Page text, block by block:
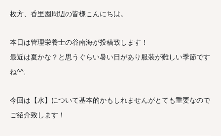
枚方、香里園周辺の皆様こんにちは。
本日は管理栄養士の谷南海が投稿致します！
最近は夏かな？と思うぐらい暑い日があり服装が難しい季節です
ね^^;
今回は【水】について基本的かもしれませんがとても重要なので
ご紹介致します！